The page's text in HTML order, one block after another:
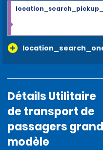
Détails Utilitaire
de transport de
passagers grand
modèle